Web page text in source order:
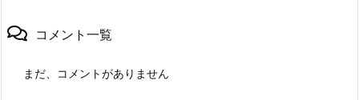
コメント一覧
まだ、コメントがありません